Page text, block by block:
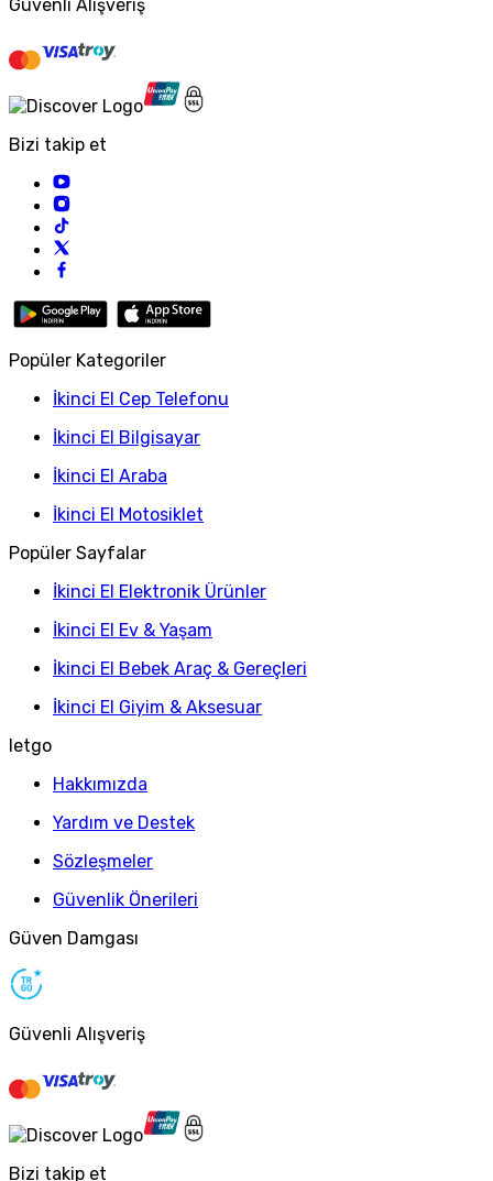
Güvenli Alışveriş
Bizi takip et
Popüler Kategoriler
İkinci El Cep Telefonu
İkinci El Bilgisayar
İkinci El Araba
İkinci El Motosiklet
Popüler Sayfalar
İkinci El Elektronik Ürünler
İkinci El Ev & Yaşam
İkinci El Bebek Araç & Gereçleri
İkinci El Giyim & Aksesuar
letgo
Hakkımızda
Yardım ve Destek
Sözleşmeler
Güvenlik Önerileri
Güven Damgası
Güvenli Alışveriş
Bizi takip et